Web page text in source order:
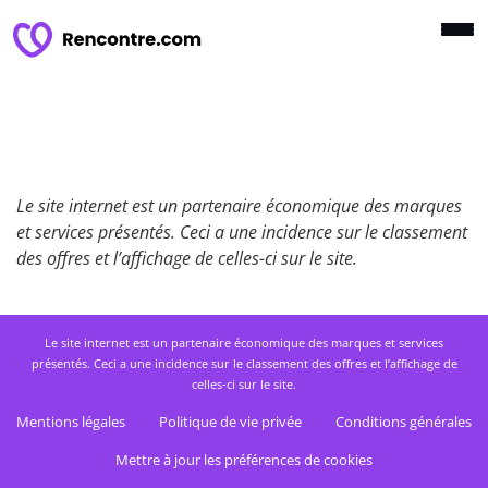
Le site internet est un partenaire économique des marques
et services présentés. Ceci a une incidence sur le classement
des offres et l’affichage de celles-ci sur le site.
Le site internet est un partenaire économique des marques et services
présentés. Ceci a une incidence sur le classement des offres et l’affichage de
celles-ci sur le site.
Mentions légales Politique de vie privée
Conditions générales
Mettre à jour les préférences de cookies